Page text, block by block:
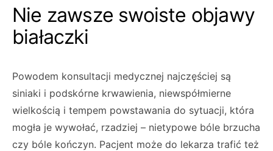
Nie zawsze swoiste objawy
białaczki
Powodem konsultacji medycznej najczęściej są
siniaki i podskórne krwawienia, niewspółmierne
wielkością i tempem powstawania do sytuacji, która
mogła je wywołać, rzadziej – nietypowe bóle brzucha
czy bóle kończyn. Pacjent może do lekarza trafić też